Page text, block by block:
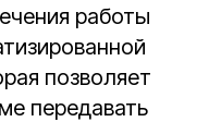
работы
позволяет
передавать